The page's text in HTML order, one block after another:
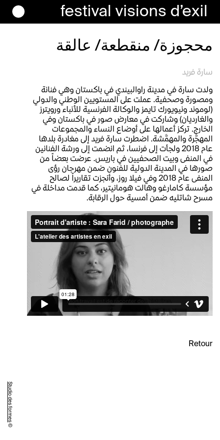
festival visions d’exil
محجوزة/ منقطعة/ عالقة
سارة فريد
ولدت سارة في مدينة راوالبيندي في باكستان وهي فنانة
ومصورة وصحفية. عملت على المستويين الوطني والدولي
(لوموند ونيويورك تايمز والوكالة الفرنسية للأنباء ورويترز
والغارديان) وشاركت في معارض صور في باكستان وفي
الخارج. تركز أعمالها على أوضاع النساء والمجموعات
المهجَّرة والمهمَّشة. اضطرت سارة فريد إلى مغادرة بلدها
عام 2018 ولجأت إلى فرنسا، ثم انضمت إلى ورشة الفنانين
في المنفى وبيت الصحفيين في باريس. عرضت بعضاً من
صورها في المدينة الدولية للفنون ضمن مهرجان رؤى
المنفى عام 2018 وفي فيلا روز، وأنجزت تقاريراً لصالح
مؤسسة كامارغو وهالت هومانيتير، كما قدمت مداخلة في
مسرح شاتليه ضمن أمسية حول الرقابة.
Retour
©
Studio des formes